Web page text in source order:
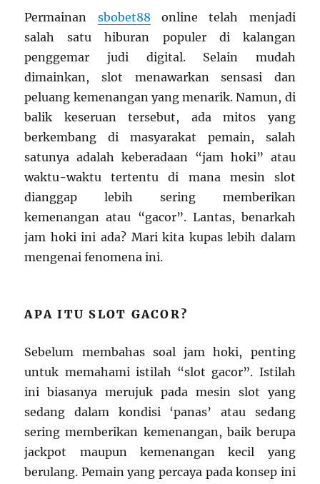
Permainan sbobet88 online telah menjadi
salah satu hiburan populer di kalangan
penggemar judi digital. Selain mudah
dimainkan, slot menawarkan sensasi dan
peluang kemenangan yang menarik. Namun, di
balik keseruan tersebut, ada mitos yang
berkembang di masyarakat pemain, salah
satunya adalah keberadaan “jam hoki” atau
waktu-waktu tertentu di mana mesin slot
dianggap lebih sering memberikan
kemenangan atau “gacor”. Lantas, benarkah
jam hoki ini ada? Mari kita kupas lebih dalam
mengenai fenomena ini.
APA ITU SLOT GACOR?
Sebelum membahas soal jam hoki, penting
untuk memahami istilah “slot gacor”. Istilah
ini biasanya merujuk pada mesin slot yang
sedang dalam kondisi ‘panas’ atau sedang
sering memberikan kemenangan, baik berupa
jackpot maupun kemenangan kecil yang
berulang. Pemain yang percaya pada konsep ini